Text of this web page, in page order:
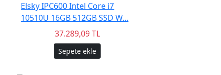
Elsky IPC600 Intel Core i7
10510U 16GB 512GB SSD W...
37.289,09 TL
Sepete ekle